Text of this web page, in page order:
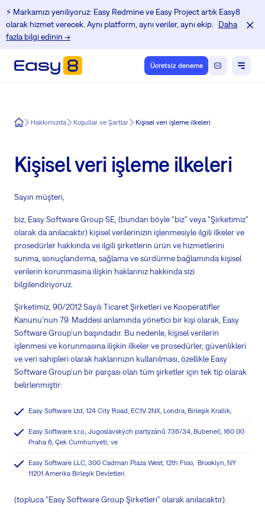
⚡️ Markamızı yeniliyoruz: Easy Redmine ve Easy Project artık Easy8
olarak hizmet verecek. Aynı platform, aynı veriler, aynı ekip.
Daha
fazla bilgi edinin →
Ücretsiz deneme
Easy8Hakkımızda Koşullar ve Şartlar Kişisel veri işleme ilkeleri
Kişisel veri işleme ilkeleri
Sayın müşteri,
biz, Easy Software Group SE, (bundan böyle “biz” veya “Şirketimiz”
olarak da anılacaktır) kişisel verilerinizin işlenmesiyle ilgili ilkeler ve
prosedürler hakkında ve ilgili şirketlerin ürün ve hizmetlerini
sunma, sonuçlandırma, sağlama ve sürdürme bağlamında kişisel
verilerin korunmasına ilişkin haklarınız hakkında sizi
bilgilendiriyoruz.
Şirketimiz, 90/2012 Sayılı Ticaret Şirketleri ve Kooperatifler
Kanunu'nun 79. Maddesi anlamında yönetici bir kişi olarak, Easy
Software Group'un başındadır. Bu nedenle, kişisel verilerin
işlenmesi ve korunmasına ilişkin ilkeler ve prosedürler, güvenlikleri
ve veri sahipleri olarak haklarınızın kullanılması, özellikle Easy
Software Group'un bir parçası olan tüm şirketler için tek tip olarak
belirlenmiştir:
Easy Software Ltd, 124 City Road, EC1V 2NX, Londra, Birleşik Krallık;
Easy Software s.r.o., Jugoslávských partyzánů 736/34, Bubeneč, 160 00
Praha 6, Çek Cumhuriyeti; ve
Easy Software LLC, 300 Cadman Plaza West, 12th Floo, Brooklyn, NY
11201 Amerika Birleşik Devletleri
(topluca “Easy Software Group Şirketleri” olarak anılacaktır).